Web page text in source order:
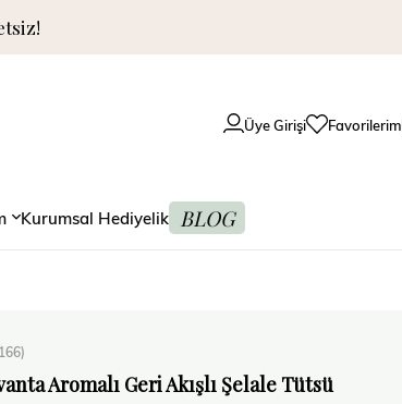
Üye Girişi Favorilerim
Kurumsal Hediyelik BLOG
Aromalı Geri Akışlı Şelale Tütsü